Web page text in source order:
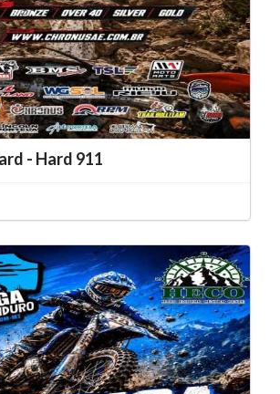
- Hard 911